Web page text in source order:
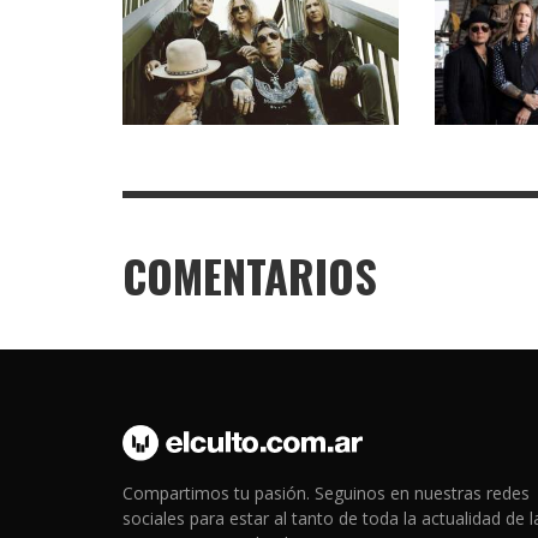
COMENTARIOS
Compartimos tu pasión. Seguinos en nuestras redes
sociales para estar al tanto de toda la actualidad de